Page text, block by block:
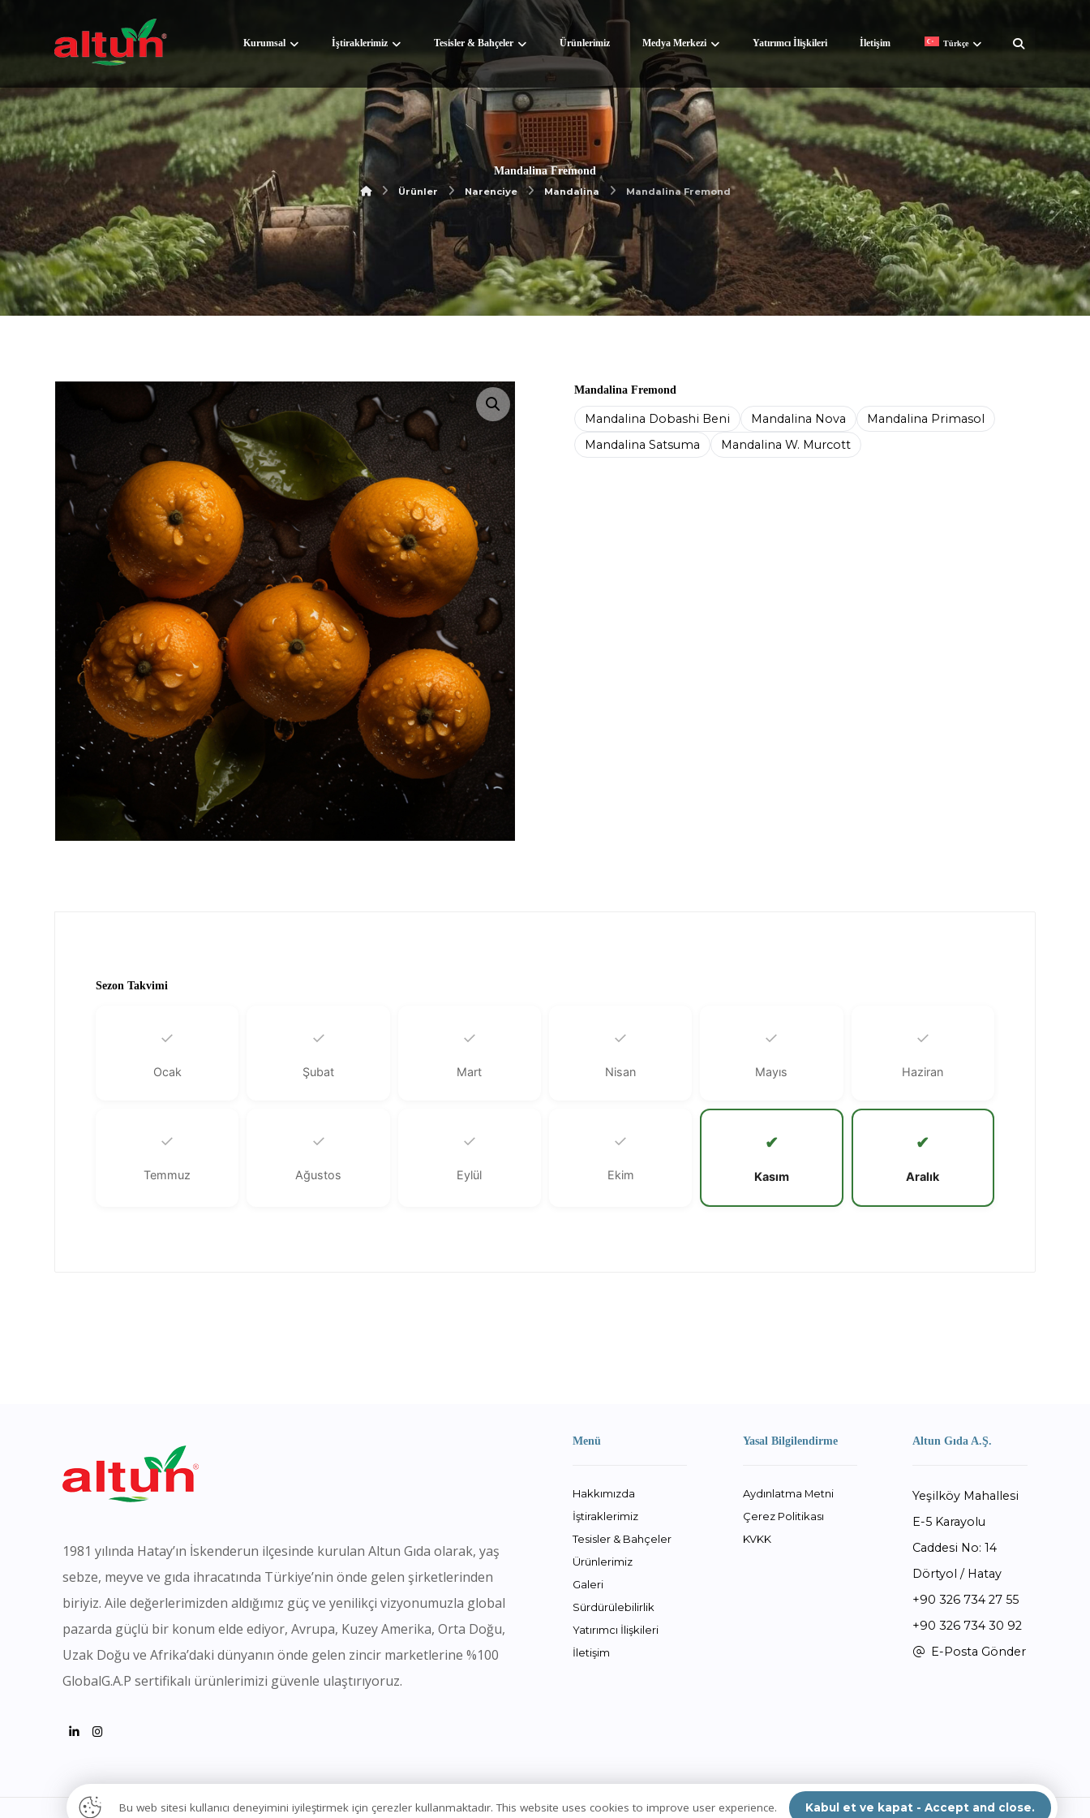
Kurumsal İştiraklerimiz Tesisler & Bahçeler Ürünlerimiz Medya Merkezi Yatırımcı İlişkileri İletişim Türkçe
Mandalina Fremond
Ürünler Narenciye Mandalina Mandalina Fremond
Resmi büyüt
Mandalina Fremond
Mandalina Dobashi Beni Mandalina Nova
Mandalina Primasol
Mandalina Satsuma
Mandalina W. Murcott
Sezon Takvimi
✓
Ocak
✓
Şubat
✓
Mart
✓
Nisan
✓
Mayıs
✓
Haziran
✓
Temmuz
✓
Ağustos
✓
Eylül
✓
Ekim
✔
Kasım
✔
Aralık
1981 yılında Hatay’ın İskenderun ilçesinde kurulan Altun Gıda olarak, yaş
sebze, meyve ve gıda ihracatında Türkiye’nin önde gelen şirketlerinden
biriyiz. Aile değerlerimizden aldığımız güç ve yenilikçi vizyonumuzla global
pazarda güçlü bir konum elde ediyor, Avrupa, Kuzey Amerika, Orta Doğu,
Uzak Doğu ve Afrika’daki dünyanın önde gelen zincir marketlerine %100
GlobalG.A.P sertifikalı ürünlerimizi güvenle ulaştırıyoruz.
Menü
Hakkımızda
İştiraklerimiz
Tesisler & Bahçeler
Ürünlerimiz
Galeri
Sürdürülebilirlik
Yatırımcı İlişkileri
İletişim
Yasal Bilgilendirme
Aydınlatma Metni
Çerez Politikası
KVKK
Altun Gıda A.Ş.
Yeşilköy Mahallesi
E-5 Karayolu
Caddesi No: 14
Dörtyol / Hatay
+90 326 734 27 55
+90 326 734 30 92
E-Posta Gönder
Bu web sitesi kullanıcı deneyimini iyileştirmek için çerezler kullanmaktadır. This website uses cookies to improve user experience. Kabul et ve kapat - Accept and close.